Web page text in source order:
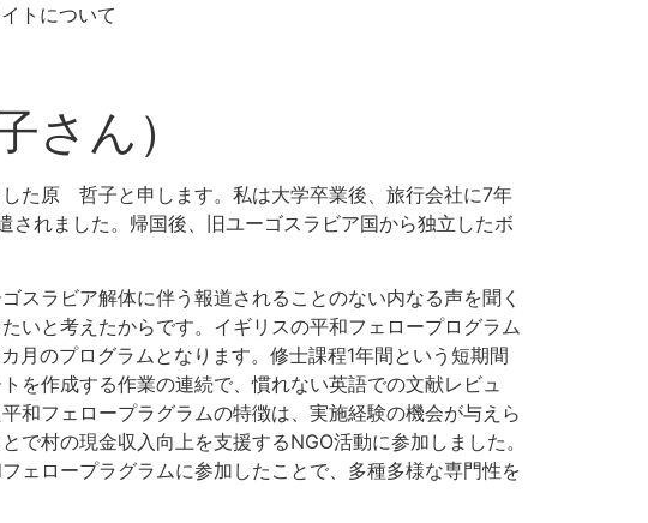
トについて
ん）
た原 哲子と申します。私は大学卒業後、旅行会社に7年
れました。帰国後、旧ユーゴスラビア国から独立したボ
スラビア解体に伴う報道されることのない内なる声を聞く
いと考えたからです。イギリスの平和フェロープログラム
月のプログラムとなります。修士課程1年間という短期間
を作成する作業の連続で、慣れない英語での文献レビュ
和フェロープラグラムの特徴は、実施経験の機会が与えら
村の現金収入向上を支援するNGO活動に参加しました。
ェロープラグラムに参加したことで、多種多様な専門性を